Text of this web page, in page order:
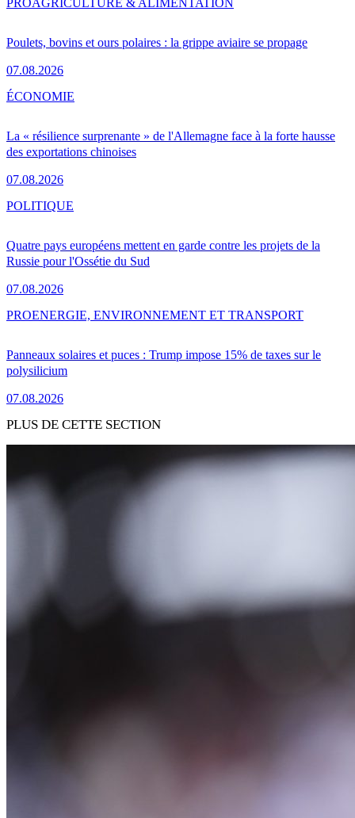
Poulets, bovins et ours polaires : la grippe aviaire se propage
07.08.2026
PROAGRICULTURE & ALIMENTATION
La « résilience surprenante » de l'Allemagne face à la forte hausse
des exportations chinoises
07.08.2026
ÉCONOMIE
Quatre pays européens mettent en garde contre les projets de la
Russie pour l'Ossétie du Sud
07.08.2026
POLITIQUE
Panneaux solaires et puces : Trump impose 15% de taxes sur le
polysilicium
07.08.2026
PROENERGIE, ENVIRONNEMENT ET TRANSPORT
PLUS DE CETTE SECTION